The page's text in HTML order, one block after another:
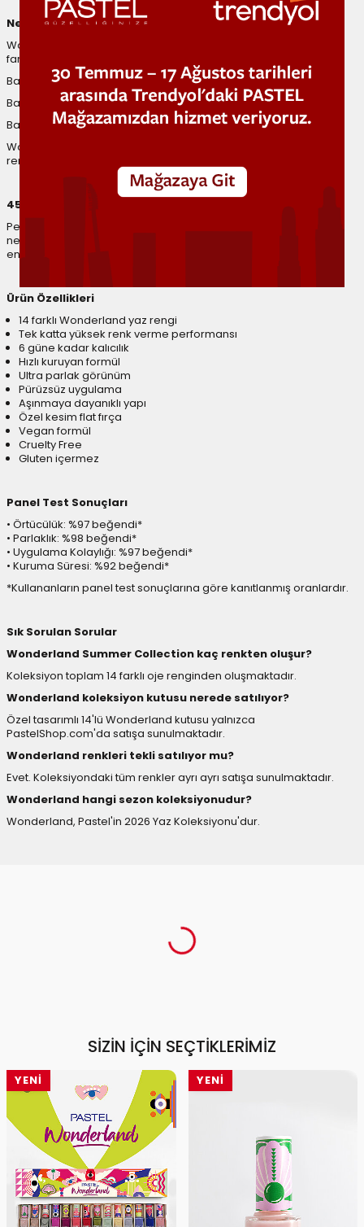
Neden Wonderland?
Wonderland, tek bir renk hikayesine bağlı kalmak yerine yazın
farklı ruh hallerini bir araya getirir.
Bazı günler doğal ve sade...
Bazı günler enerjik ve dikkat çekici...
Bazı günler ise güneşten ilham alan sıcak tonlarla dolu...
Wonderland tam da bu nedenle 14 farklı karaktere sahip yaz
renginden oluşur.
456 Pembe Mercan Oje
Pembe ve mercan tonlarının sıcak birleşimiyle tırnaklara canlı,
neşeli ve yazlık bir görünüm kazandırır. Güneşten ilham alan
enerjik manikürler için ideal bir yaz ojesidir.
Ürün Özellikleri
14 farklı Wonderland yaz rengi
Tek katta yüksek renk verme performansı
6 güne kadar kalıcılık
Hızlı kuruyan formül
Ultra parlak görünüm
Pürüzsüz uygulama
Aşınmaya dayanıklı yapı
Özel kesim flat fırça
Vegan formül
Cruelty Free
Gluten içermez
Panel Test Sonuçları
• Örtücülük: %97 beğendi*
• Parlaklık: %98 beğendi*
• Uygulama Kolaylığı: %97 beğendi*
• Kuruma Süresi: %92 beğendi*
*Kullananların panel test sonuçlarına göre kanıtlanmış oranlardır.
Sık Sorulan Sorular
Wonderland Summer Collection kaç renkten oluşur?
Koleksiyon toplam 14 farklı oje renginden oluşmaktadır.
Wonderland koleksiyon kutusu nerede satılıyor?
Özel tasarımlı 14'lü Wonderland kutusu yalnızca
PastelShop.com'da satışa sunulmaktadır.
Wonderland renkleri tekli satılıyor mu?
Evet. Koleksiyondaki tüm renkler ayrı ayrı satışa sunulmaktadır.
Wonderland hangi sezon koleksiyonudur?
Wonderland, Pastel'in 2026 Yaz Koleksiyonu'dur.
SIZIN İÇIN SEÇTIKLERIMIZ
YENI YENI